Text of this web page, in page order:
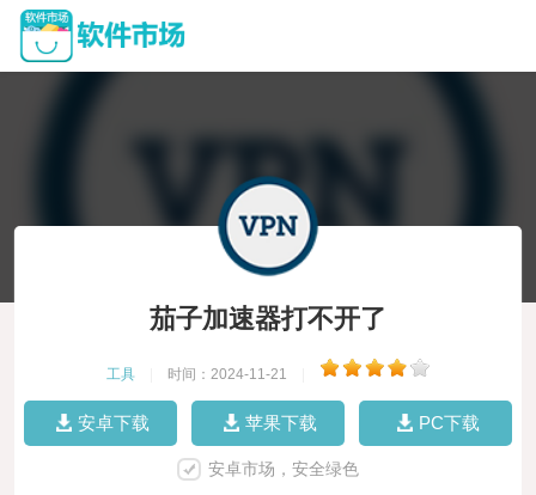
茄子加速器打不开了
工具 时间：2024-11-21
安卓下载 苹果下载 PC下载
安卓市场，安全绿色